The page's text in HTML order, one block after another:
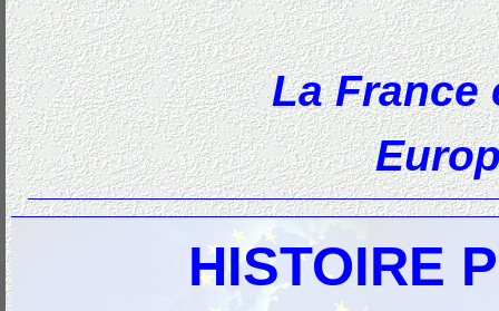
La France
HISTOIRE